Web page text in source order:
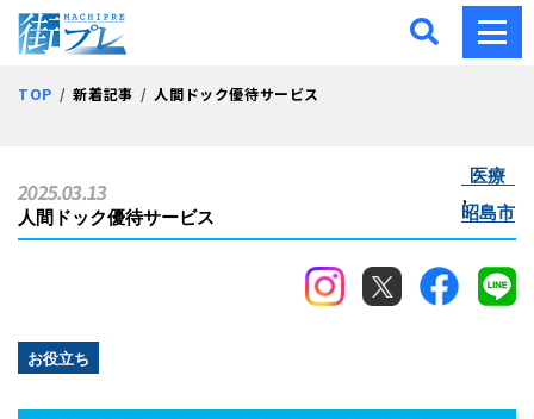
街プレ -東京・西多摩の
TOP 新着記事 人間ドック優待サービス
人間ドック優待サービス
お役立ち
2025.03.13
医療
,
昭島市